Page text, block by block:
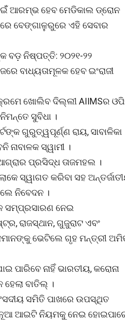
ଆରମ୍ଭ ହେବ ମେଡିକାଲ ଡ୍ରୋନ
ବେଙ୍ଗାଳୁରୁରେ ଏହି ସେବାର
ନିଷ୍ପତ୍ତି: ୨୦୨୧-୨୨
ବାଧ୍ୟତାମୂଳକ ହେବ ଇଂରାଜୀ
ଖୋଲିବ ଦିଲ୍ଲୀ AIIMSର
ସୁବିଧା ।
ଗୁରୁତ୍ୱପୂର୍ଣ୍ଣ ରାୟ, ସାବାଳିକା
ସ୍ୱାମୀ ।
ପ୍ରସିଦ୍ଧ ତାଜମହଲ ।
ସ୍ୱାଗତ କରିବା ସହ
ନିବେଦନ ।
ନେଇ
ରାଜସ୍ଥାନ, ଗୁଜୁରାଟ ଏବଂ
ଭେଟିଲେ ଗୃହ ମନ୍ତ୍ରୀ
ପାରିବେ ନାହିଁ ଭାରତୀୟ, କରୋନା
ବାତିଲ୍ ।
ସମିତି ପାଖରେ ଉପସ୍ଥିତ
ନୂଆ ଆଇଟି ନିୟମକୁ ନେଇ